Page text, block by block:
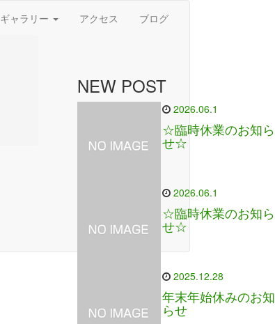
ギャラリー アクセス
ブログ
NEW POST
2026.06.1
☆臨時休業のお知ら
せ☆
2026.06.1
☆臨時休業のお知ら
せ☆
2025.12.28
年末年始休みのお知
らせ